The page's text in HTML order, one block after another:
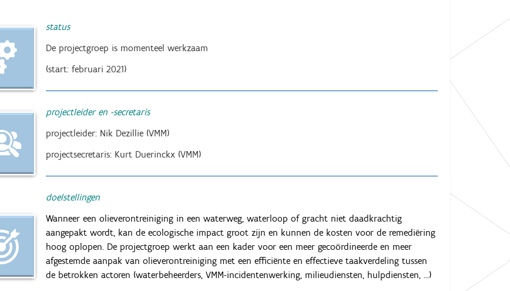
status
De projectgroep is momenteel werkzaam
(start: februari 2021)
projectleider en -secretaris
projectleider: Nik Dezillie (VMM)
projectsecretaris: Kurt Duerinckx (VMM)
doelstellingen
Wanneer een olieverontreiniging in een waterweg, waterloop of gracht niet daadkrachtig
aangepakt wordt, kan de ecologische impact groot zijn en kunnen de kosten voor de remediëring
hoog oplopen. De projectgroep werkt aan een kader voor een meer gecoördineerde en meer
afgestemde aanpak van olieverontreiniging met een efficiënte en effectieve taakverdeling tussen
de betrokken actoren (waterbeheerders, VMM-incidentenwerking, milieudiensten, hulpdiensten, ...)